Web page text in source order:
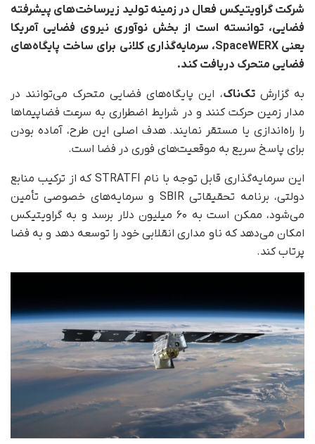
شرکت گراویتیکس فعال در زمینه تولید زیرساخت‌های پیشرفته
فضایی، توانسته است از بخش نوآوری نیروی فضایی آمریکا
یعنی SpaceWERX، سرمایه‌گذاری کلانی برای ساخت پایگاه‌های
فضایی متحرک دریافت کند.
به گزارشتک‌ناک، این پایگاه‌های فضایی متحرک می‌توانند در
مدار زمین حرکت کنند و در شرایط اضطراری به سرعت فضاپیماها
را راه‌اندازی یا مستقر نمایند. هدف اصلی این طرح، آماده بودن
برای پاسخ سریع به موقعیت‌های فوری در فضا است.
این سرمایه‌گذاری قابل‌ توجه با نام STRATFI که از ترکیب منابع
دولتی، برنامه تحقیقاتی SBIR و سرمایه‌های خصوصی تأمین
می‌شود، ممکن است به ۶۰ میلیون دلار برسد و به گراویتیکس
امکان می‌دهد که ناو مداری انقلابی خود را توسعه دهد و به فضا
پرتاب کند.